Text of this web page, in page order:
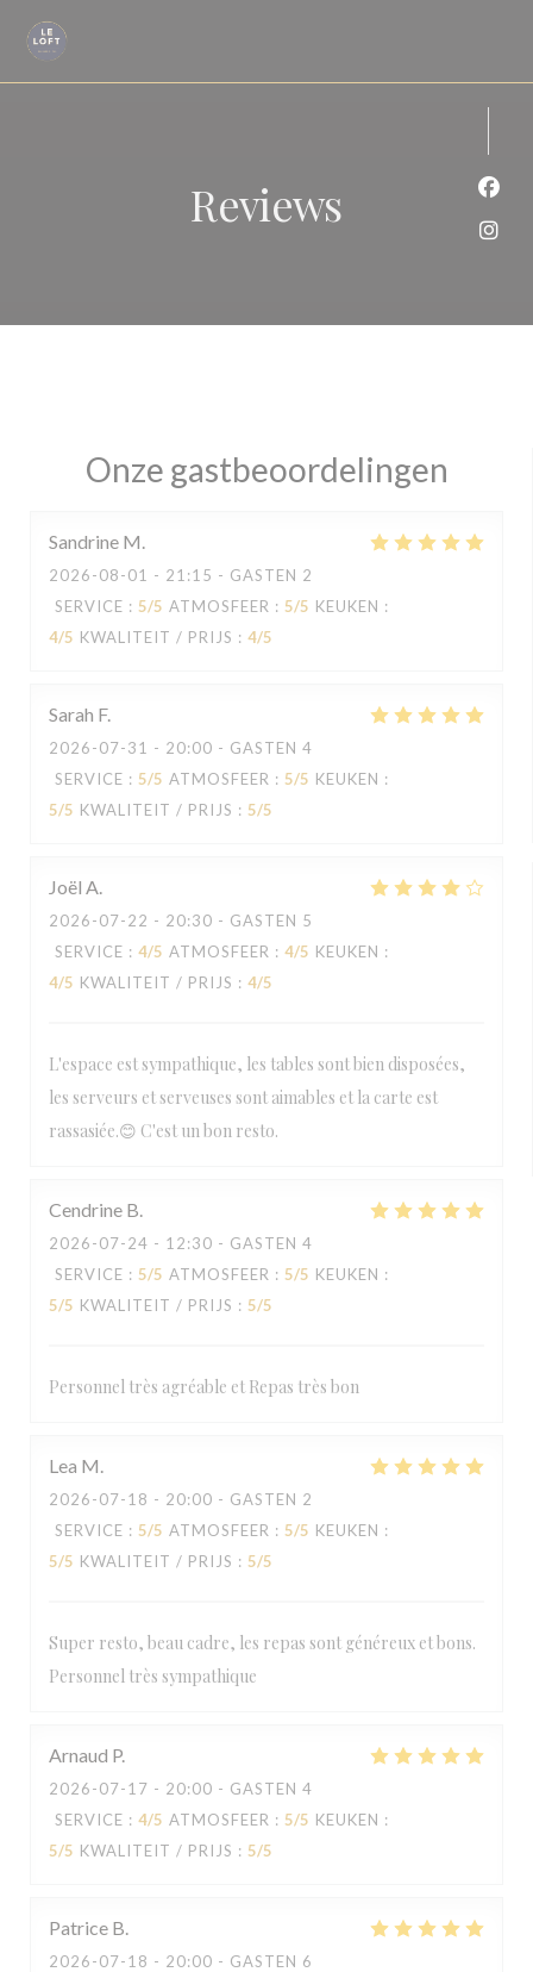
Cookies beheer paneel
Reviews
Onze gastbeoordelingen
Sandrine M
2026-08-01 - 21:15 - GASTEN 2
SERVICE : 5/5 ATMOSFEER : 5/5 KEUKEN :
4/5 KWALITEIT / PRIJS : 4/5
Sarah F
2026-07-31 - 20:00 - GASTEN 4
SERVICE : 5/5 ATMOSFEER : 5/5 KEUKEN :
5/5 KWALITEIT / PRIJS : 5/5
Joël A
2026-07-22 - 20:30 - GASTEN 5
SERVICE : 4/5 ATMOSFEER : 4/5 KEUKEN :
4/5 KWALITEIT / PRIJS : 4/5
L'espace est sympathique, les tables sont bien disposées,
les serveurs et serveuses sont aimables et la carte est
rassasiée.😊 C'est un bon resto.
Cendrine B
2026-07-24 - 12:30 - GASTEN 4
SERVICE : 5/5 ATMOSFEER : 5/5 KEUKEN :
5/5 KWALITEIT / PRIJS : 5/5
Personnel très agréable et Repas très bon
Lea M
2026-07-18 - 20:00 - GASTEN 2
SERVICE : 5/5 ATMOSFEER : 5/5 KEUKEN :
5/5 KWALITEIT / PRIJS : 5/5
Super resto, beau cadre, les repas sont généreux et bons.
Personnel très sympathique
Arnaud P
2026-07-17 - 20:00 - GASTEN 4
SERVICE : 4/5 ATMOSFEER : 5/5 KEUKEN :
5/5 KWALITEIT / PRIJS : 5/5
Patrice B
2026-07-18 - 20:00 - GASTEN 6